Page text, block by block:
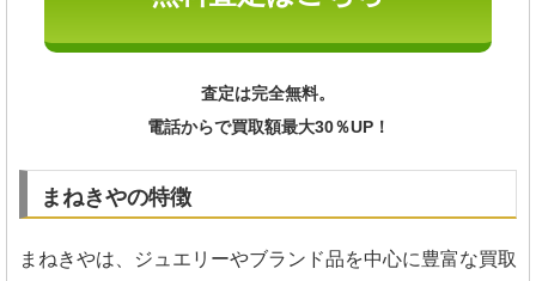
査定は完全無料。
電話からで買取額最大30％UP！
まねきやの特徴
まねきやは、ジュエリーやブランド品を中心に豊富な買取